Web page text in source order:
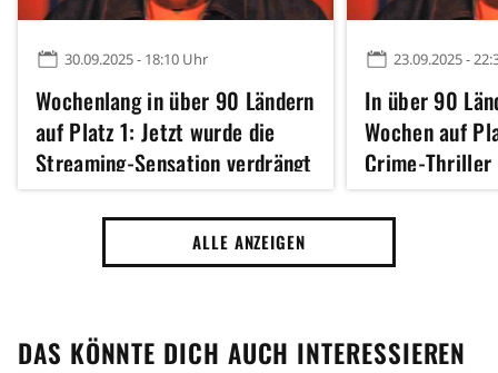
30.09.2025 - 18:10 Uhr
Wochenlang in über 90 Ländern
auf Platz 1: Jetzt wurde die
Streaming-Sensation verdrängt
23.09.2025 -
In über 90
Wochen auf
Crime-
Streaming-
ALLE ANZEIGEN
DAS KÖNNTE DICH AUCH INTERESSIEREN